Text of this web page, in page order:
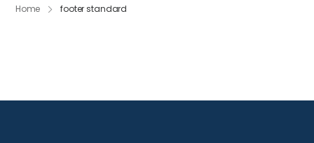
Home footer standard